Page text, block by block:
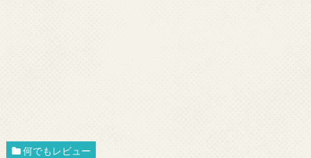
何でもレビュー